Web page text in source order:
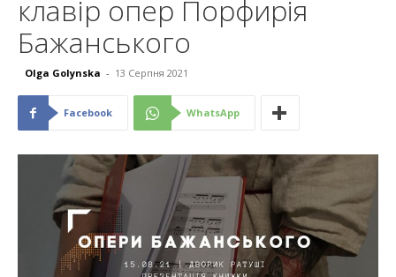
клавір опер Порфирія
Бажанського
Olga Golynska - 13 Серпня 2021
Facebook WhatsApp